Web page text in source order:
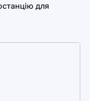
для